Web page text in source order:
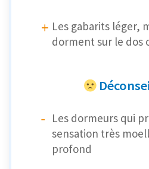
Les gabarits léger,
dorment sur le dos
Les dormeurs qui
sensation très
profond